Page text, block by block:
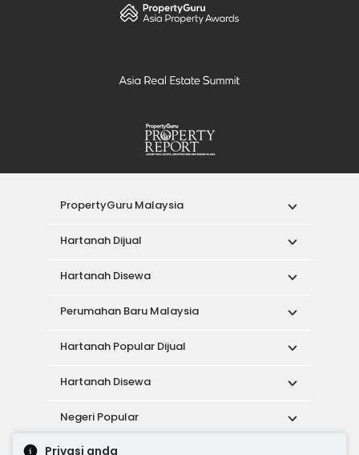
Privasi anda
PropertyGuru Malaysia
Hartanah Dijual
Hartanah Disewa
Perumahan Baru Malaysia
Hartanah Popular Dijual
Hartanah Disewa
Negeri Popular